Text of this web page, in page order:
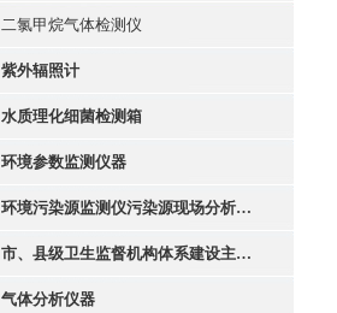
二氯甲烷气体检测仪
紫外辐照计
水质理化细菌检测箱
环境参数监测仪器
环境污染源监测仪污染源现场分析套装
市、县级卫生监督机构体系建设主要执法装备配置
气体分析仪器